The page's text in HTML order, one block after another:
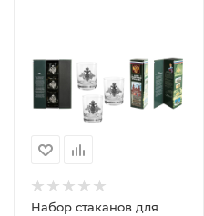
Набор стаканов для